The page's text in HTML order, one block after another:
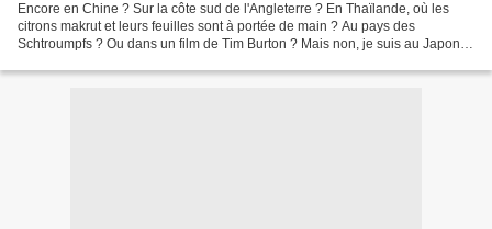
Encore en Chine ? Sur la côte sud de l'Angleterre ? En Thaïlande, où les
citrons makrut et leurs feuilles sont à portée de main ? Au pays des
Schtroumpfs ? Ou dans un film de Tim Burton ? Mais non, je suis au Japon,